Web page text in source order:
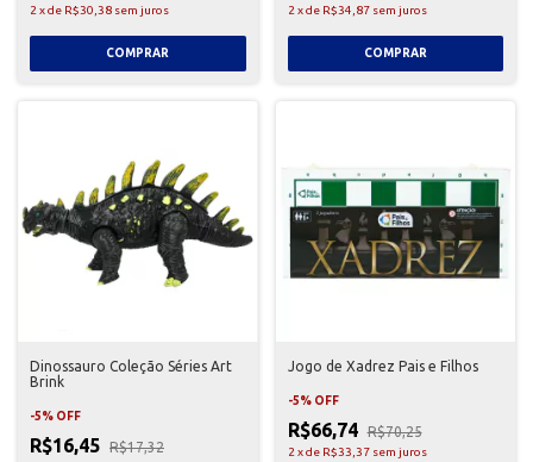
2 xde R$30,38 sem juros 2 xde R$34,87 sem juros
Dinossauro Coleção Séries Art
Brink
-5% OFF
R$16,45 R$17,32
Jogo de Xadrez Pais e Filhos
-5% OFF
R$66,74 R$70,25
2 xde R$33,37 sem juros